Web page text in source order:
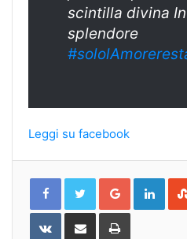
scintilla divina
splendore
Leggi su facebook
Google+
VKontakteShare
Email
Print